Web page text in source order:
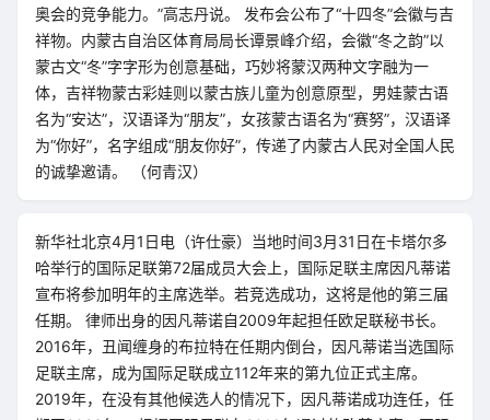
奥会的竞争能力。”高志丹说。 发布会公布了“十四冬”会徽与吉
祥物。内蒙古自治区体育局局长谭景峰介绍，会徽“冬之韵”以
蒙古文“冬”字字形为创意基础，巧妙将蒙汉两种文字融为一
体，吉祥物蒙古彩娃则以蒙古族儿童为创意原型，男娃蒙古语
名为“安达”，汉语译为“朋友”，女孩蒙古语名为“赛努”，汉语译
为“你好”，名字组成“朋友你好”，传递了内蒙古人民对全国人民
的诚挚邀请。 （何青汉）
新华社北京4月1日电（许仕豪）当地时间3月31日在卡塔尔多
哈举行的国际足联第72届成员大会上，国际足联主席因凡蒂诺
宣布将参加明年的主席选举。若竞选成功，这将是他的第三届
任期。 律师出身的因凡蒂诺自2009年起担任欧足联秘书长。
2016年，丑闻缠身的布拉特在任期内倒台，因凡蒂诺当选国际
足联主席，成为国际足联成立112年来的第九位正式主席。
2019年，在没有其他候选人的情况下，因凡蒂诺成功连任，任